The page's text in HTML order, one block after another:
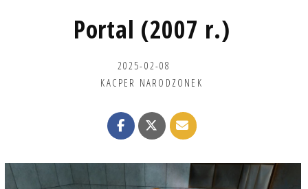
Portal (2007 r.)
2025-02-08
KACPER NARODZONEK